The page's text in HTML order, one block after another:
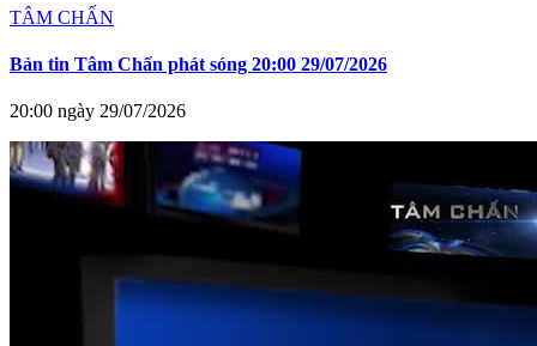
TÂM CHẤN
Bản tin Tâm Chấn phát sóng 20:00 29/07/2026
20:00 ngày 29/07/2026